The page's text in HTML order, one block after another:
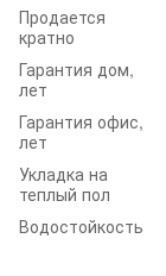
Продается
кратно
Гарантия дом,
лет
Гарантия офис,
лет
Укладка на
теплый пол
Водостойкость